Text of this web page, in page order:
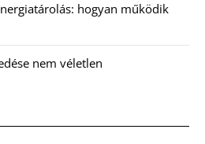
hogyan működik
nem véletlen